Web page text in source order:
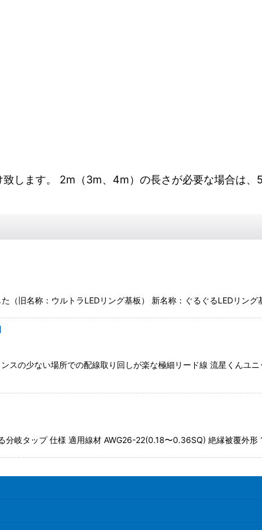
します。 2m（3m、4m）の長さが必要な場合は、
（旧名称：ウルトラLEDリング基板） 新名称：ぐるぐるLEDリン
の少ない場所での配線取り回しが楽な極細リード線 流星くんユ
岐タップ 仕様 適用線材 AWG26-22(0.18〜0.36SQ) 絶縁被覆外形